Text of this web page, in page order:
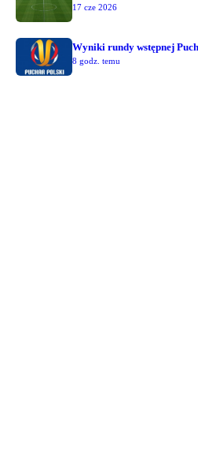
17 cze 2026
Wyniki rundy wstępnej
8 godz. temu